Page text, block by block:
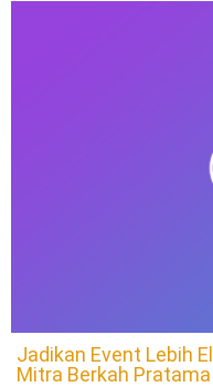
Jadikan Event Lebih
Mitra Berkah Pratama